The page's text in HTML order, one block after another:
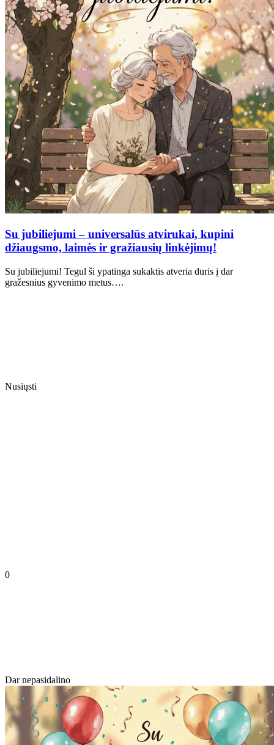
Su jubiliejumi – universalūs atvirukai, kupini
džiaugsmo, laimės ir gražiausių linkėjimų!
Su jubiliejumi! Tegul ši ypatinga sukaktis atveria duris į dar
gražesnius gyvenimo metus….
Nusiųsti
0
Dar nepasidalino